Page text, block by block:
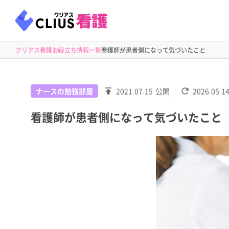
クリアス看護お役立ち情報一覧看護師が患者側になって気づいたこと
ナースの勉強部屋 2021.07.15 公開 2026.05.14
看護師が患者側になって気づいたこと